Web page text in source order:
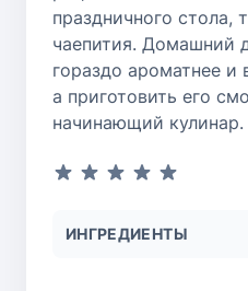
праздничного стола,
чаепития. Домашний
гораздо ароматнее и
а приготовить его
начинающий кулинар.
ИНГРЕДИЕНТЫ